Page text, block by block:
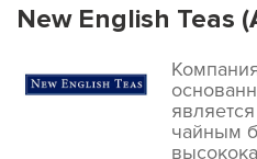
New English Teas
чайным